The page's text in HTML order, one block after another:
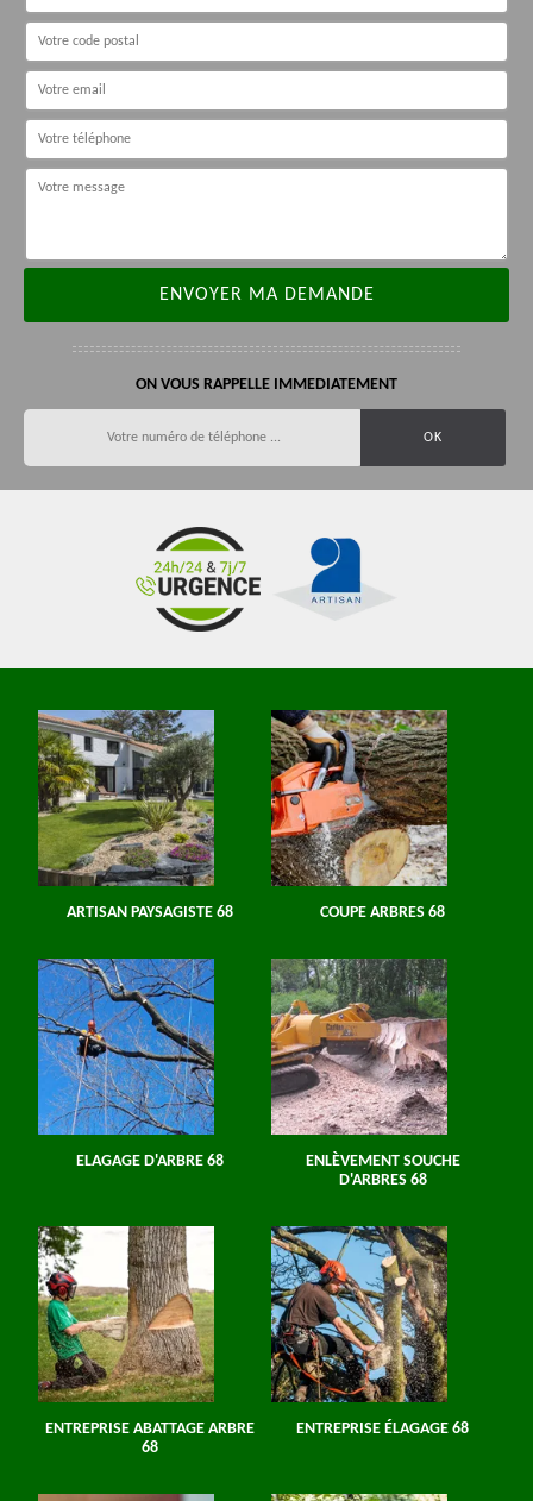
ON VOUS RAPPELLE IMMEDIATEMENT
ARTISAN PAYSAGISTE 68 COUPE ARBRES 68
ELAGAGE D'ARBRE 68
ENLÈVEMENT SOUCHE
D'ARBRES 68
ENTREPRISE ABATTAGE ARBRE
68
ENTREPRISE ÉLAGAGE 68